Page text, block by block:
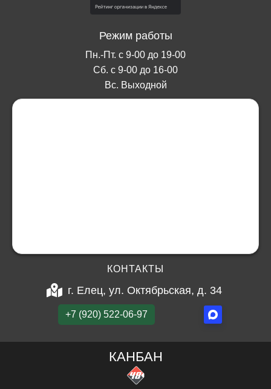
Режим работы
Пн.-Пт. с 9-00 до 19-00
Сб. с 9-00 до 16-00
Вс. Выходной
КОНТАКТЫ
г. Елец, ул. Октябрьская, д. 34
+7 (920) 522-06-97
КАНБАН